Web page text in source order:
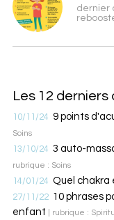
dernier
Les 12 derniers
10/11/24 9 points
Soins
13/10/24 3 auto-
rubrique : Soins
14/01/24 Quel chakra
27/11/22 10 phrases
enfant
| rubrique :